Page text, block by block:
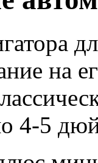
на
4-5